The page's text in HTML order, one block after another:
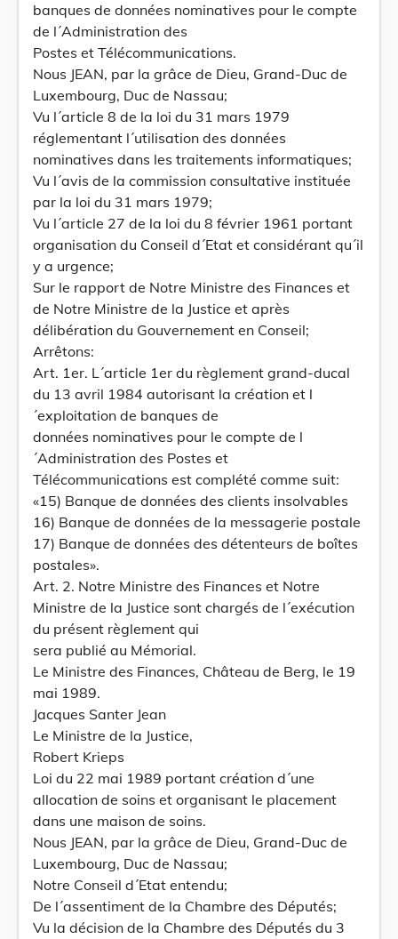
banques de données nominatives pour le compte
de l´Administration des
Postes et Télécommunications.
Nous JEAN, par la grâce de Dieu, Grand-Duc de
Luxembourg, Duc de Nassau;
Vu l´article 8 de la loi du 31 mars 1979
réglementant l´utilisation des données
nominatives dans les traitements informatiques;
Vu l´avis de la commission consultative instituée
par la loi du 31 mars 1979;
Vu l´article 27 de la loi du 8 février 1961 portant
organisation du Conseil d´Etat et considérant qu´il
y a urgence;
Sur le rapport de Notre Ministre des Finances et
de Notre Ministre de la Justice et après
délibération du Gouvernement en Conseil;
Arrêtons:
Art. 1er. L´article 1er du règlement grand-ducal
du 13 avril 1984 autorisant la création et l
´exploitation de banques de
données nominatives pour le compte de l
´Administration des Postes et
Télécommunications est complété comme suit:
«15) Banque de données des clients insolvables
16) Banque de données de la messagerie postale
17) Banque de données des détenteurs de boîtes
postales».
Art. 2. Notre Ministre des Finances et Notre
Ministre de la Justice sont chargés de l´exécution
du présent règlement qui
sera publié au Mémorial.
Le Ministre des Finances, Château de Berg, le 19
mai 1989.
Jacques Santer Jean
Le Ministre de la Justice,
Robert Krieps
Loi du 22 mai 1989 portant création d´une
allocation de soins et organisant le placement
dans une maison de soins.
Nous JEAN, par la grâce de Dieu, Grand-Duc de
Luxembourg, Duc de Nassau;
Notre Conseil d´Etat entendu;
De l´assentiment de la Chambre des Députés;
Vu la décision de la Chambre des Députés du 3